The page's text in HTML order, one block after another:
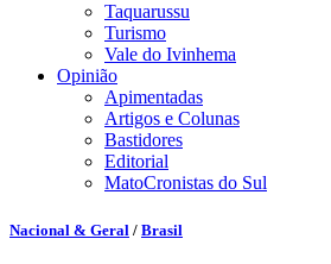
Taquarussu
Turismo
Vale do Ivinhema
Opinião
Apimentadas
Artigos e Colunas
Bastidores
Editorial
MatoCronistas do Sul
Nacional & Geral / Brasil